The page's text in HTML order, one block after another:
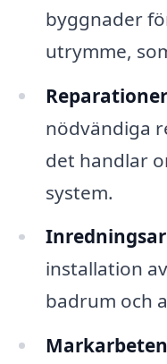
byggnader
utrymme,
nödvändiga
det handlar
system.
installation
badrum och